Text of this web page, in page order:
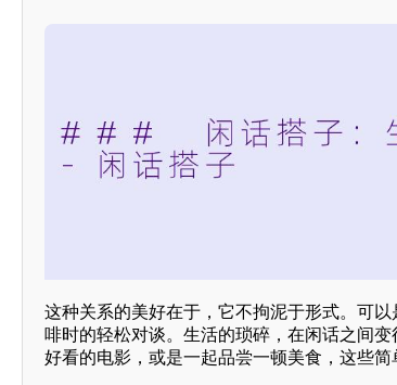
这种关系的美好在于，它不拘泥于形式。可
啡时的轻松对谈。生活的琐碎，在闲话之间
好看的电影，或是一起品尝一顿美食，这些简